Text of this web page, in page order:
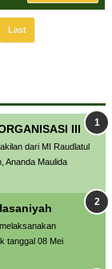
Last
III
dari MI Raudlatul
Ananda Maulida
tanggal 08 Mei